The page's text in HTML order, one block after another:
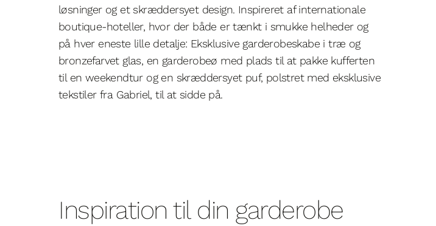
løsninger og et skræddersyet design. Inspireret af internationale
boutique-hoteller, hvor der både er tænkt i smukke helheder og
på hver eneste lille detalje: Eksklusive garderobeskabe i træ og
bronzefarvet glas, en garderobeø med plads til at pakke kufferten
til en weekendtur og en skræddersyet puf, polstret med eksklusive
tekstiler fra Gabriel, til at sidde på.
Inspiration til din garderobe